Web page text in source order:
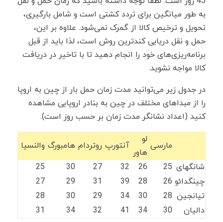
به طور میانگین برای تردد کشتی است و شامل بارگیری،
تحویل و ترخیص کالا از گمرک نمی‌شود. علاوه بر این،
حمل و نقل دریایی کندترین روش است، لذا باید از قبل
برنامه‌ریزی‌های خود را انجام دهید تا با تاخیر در دریافت
کالا مواجه نشوید.
در جدول زیر می‌توانید مدت زمان حمل بار از چین به اروپا
را از مبداهای مختلف در چین به بنادر اروپایی مشاهده
کنید (اعداد نشانگر مدت زمان بر حسب روز است).
مارسی
لو
هاور
آنتورپ روتردام هامبورگ والنسیا
شانگهای 25
26
32
27
30
25
چینگدائو 26
28
39
31
29
27
تیانجین 28
30
34
29
30
28
دالیان
30
34
41
32
34
31